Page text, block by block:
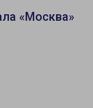
«Москва»